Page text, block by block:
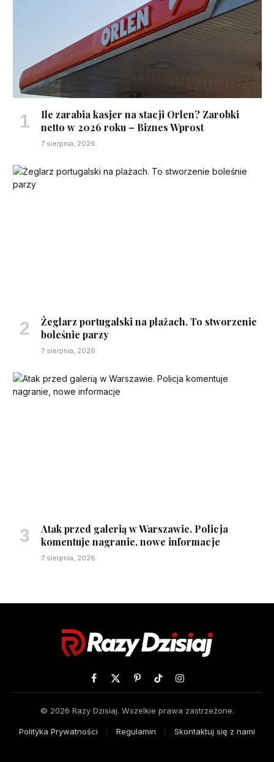
Ile zarabia kasjer na stacji Orlen? Zarobki
netto w 2026 roku – Biznes Wprost
7 sierpnia, 2026
Żeglarz portugalski na plażach. To stworzenie
boleśnie parzy
7 sierpnia, 2026
Atak przed galerią w Warszawie. Policja
komentuje nagranie, nowe informacje
7 sierpnia, 2026
Facebook
X
PinterestTikTokInstagram
© 2026 Razy Dzisiaj. Wszelkie prawa zastrzeżone.
Polityka Prywatności Regulamin Skontaktuj się z nami